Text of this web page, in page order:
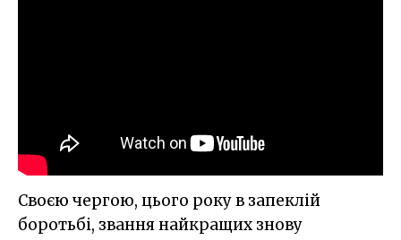
Своєю чергою, цього року в запеклій
боротьбі, звання найкращих знову